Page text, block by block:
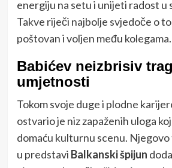
energiju na setu i unijeti radost u
Takve riječi najbolje svjedoče o
poštovan i voljen među kolegama.
Babićev neizbrisiv
umjetnosti
Tokom svoje duge i plodne
ostvario je niz zapaženih uloga
domaću kulturnu scenu.
u predstavi Balkanski špijun